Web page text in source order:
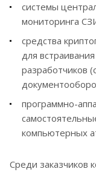
системы
мониторинга
средства
для
разработчиков
программно-
компьютерных
Среди заказчиков